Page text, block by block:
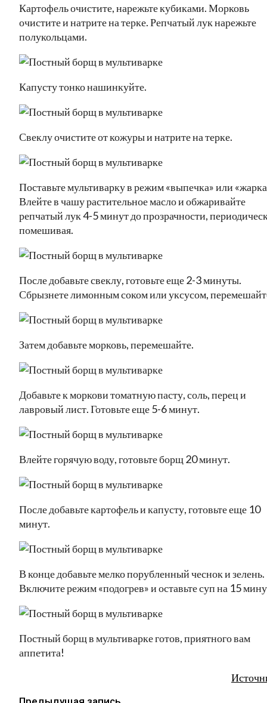
Картофель очистите, нарежьте кубиками. Морковь
очистите и натрите на терке. Репчатый лук нарежьте
полукольцами.
Капусту тонко нашинкуйте.
Свеклу очистите от кожуры и натрите на терке.
Поставьте мультиварку в режим «выпечка» или
Влейте в чашу растительное масло и обжаривайте
репчатый лук 4-5 минут до прозрачности,
помешивая.
После добавьте свеклу, готовьте еще 2-3 минуты.
Сбрызнете лимонным соком или уксусом,
Затем добавьте морковь, перемешайте.
Добавьте к моркови томатную пасту, соль, перец и
лавровый лист. Готовьте еще 5-6 минут.
Влейте горячую воду, готовьте борщ 20 минут.
После добавьте картофель и капусту, готовьте еще 10
минут.
В конце добавьте мелко порубленный чеснок и зелень.
Включите режим «подогрев» и оставьте суп на 15
Постный борщ в мультиварке готов, приятного вам
аппетита!